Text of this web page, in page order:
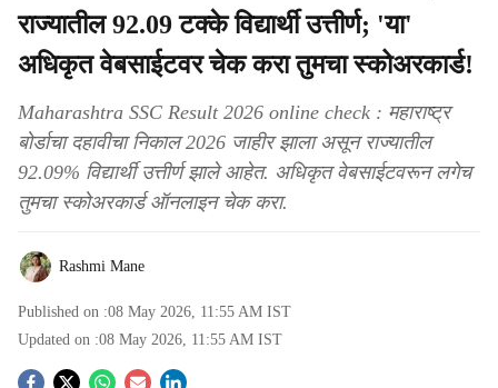
राज्यातील 92.09 टक्के विद्यार्थी उत्तीर्ण; 'या'
अधिकृत वेबसाईटवर चेक करा तुमचा स्कोअरकार्ड!
Maharashtra SSC Result 2026 online check : महाराष्ट्र
बोर्डाचा दहावीचा निकाल 2026 जाहीर झाला असून राज्यातील
92.09% विद्यार्थी उत्तीर्ण झाले आहेत. अधिकृत वेबसाईटवरून लगेच
तुमचा स्कोअरकार्ड ऑनलाइन चेक करा.
Rashmi Mane
Published on :08 May 2026, 11:55 AM IST
Updated on :08 May 2026, 11:55 AM IST